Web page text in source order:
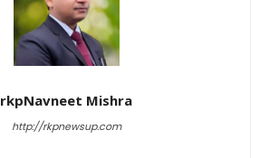
rkpNavneet Mishra
http://rkpnewsup.com